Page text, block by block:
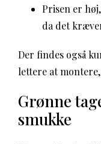
Prisen er
da det
Der findes også
lettere at
Grønne
smukke